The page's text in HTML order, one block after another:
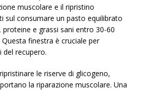
muscolare e il ripristino
sul consumare un pasto equilibrato
e grassi sani entro 30-60
Questa finestra è cruciale per
del recupero.
le riserve di glicogeno,
la riparazione muscolare. Una